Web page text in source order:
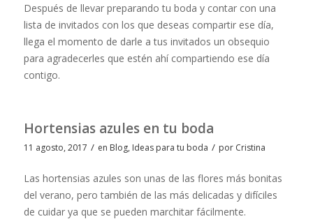
Después de llevar preparando tu boda y contar con una
lista de invitados con los que deseas compartir ese día,
llega el momento de darle a tus invitados un obsequio
para agradecerles que estén ahí compartiendo ese día
contigo.
Hortensias azules en tu boda
11 agosto, 2017 / en Blog, Ideas para tu boda / por Cristina
Las hortensias azules son unas de las flores más bonitas
del verano, pero también de las más delicadas y difíciles
de cuidar ya que se pueden marchitar fácilmente.